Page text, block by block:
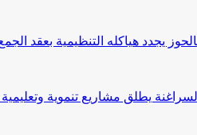
يجدد هياكله التنظيمية بعقد
يطلق مشاريع تنموية وتعليمية بأزيد من 27 مليون